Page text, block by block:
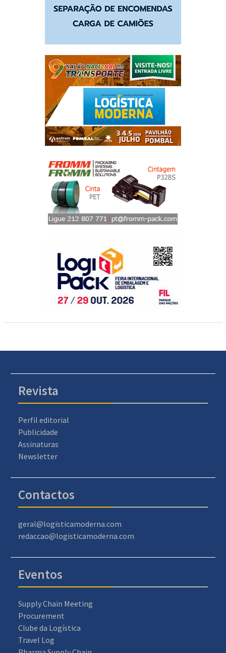
Revista
Perfil editorial
Publicidade
Assinaturas
Newsletter
Contactos
geral@logisticamoderna.com
redaccao@logisticamoderna.com
Eventos
Supply Chain Meeting
Procurement
Clube da Logística
Travel Log